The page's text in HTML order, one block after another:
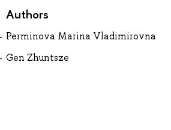
Authors
Perminova Marina Vladimirovna
Gen Zhuntsze